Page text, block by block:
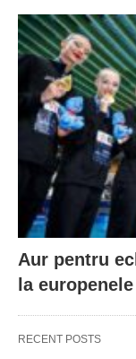
Aur pentru
la
RECENT POSTS